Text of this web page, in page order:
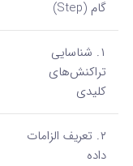
گام (Step)
۱. شناسایی
تراکنش‌های
کلیدی
۲. تعریف الزامات
داده